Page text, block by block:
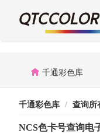
千通彩色库
千通彩色库 / 查询所
NCS色卡号查询电